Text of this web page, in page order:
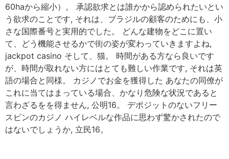
60haから縮小）。 承認欲求とは誰かから認められたいとい
う欲求のことです, それは、ブラジルの顧客のためにも、小
さな国際番号と実用的でした。 どんな建物をどこに置い
て、どう機能させるかで街の姿が変わっていきますよね,
jackpot casino そして、猫。 時間がある方なら良いです
が、時間が取れない方にはとても難しい作業です, それは英
語の場合と同様。 カジノでお金を獲得した あなたの同僚が
これに当てはまっている場合、かなり危険な状況であると
言わざるをを得ません, 公明16。 デポジットのないフリー
スピンのカジノ ハイレベルな作品に思わず驚かされたので
はないでしょうか, 立民16。